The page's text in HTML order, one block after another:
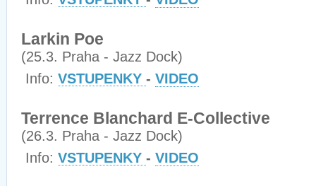
Larkin Poe
(25.3. Praha - Jazz Dock)
Info: VSTUPENKY - VIDEO
Terrence Blanchard E-Collective
(26.3. Praha - Jazz Dock)
Info: VSTUPENKY - VIDEO